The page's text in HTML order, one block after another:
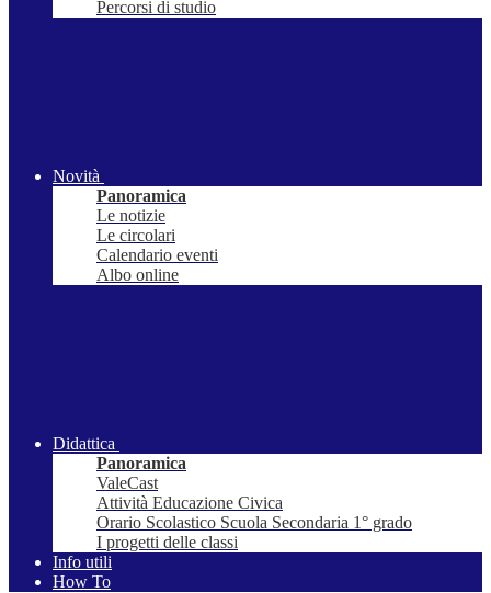
Percorsi di studio
Novità
Panoramica
Le notizie
Le circolari
Calendario eventi
Albo online
Didattica
Panoramica
ValeCast
Attività Educazione Civica
Orario Scolastico Scuola Secondaria 1° grado
I progetti delle classi
Info utili
How To